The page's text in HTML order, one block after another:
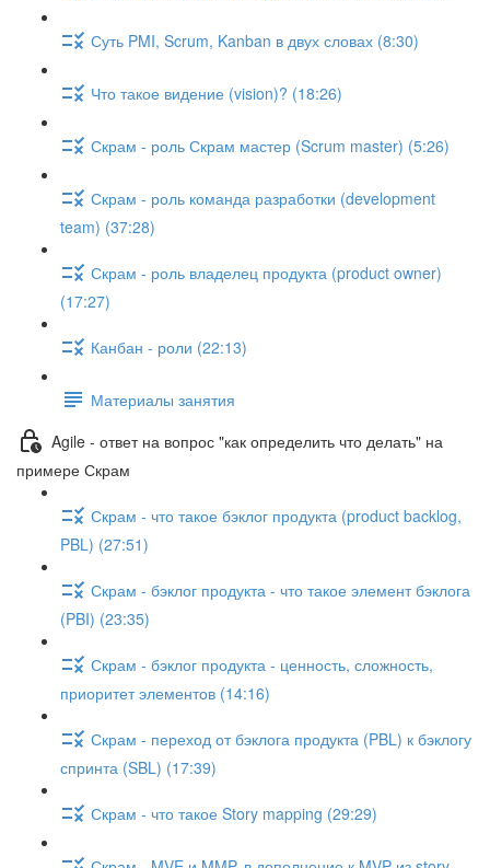
Суть PMI, Scrum, Kanban в двух словах (8:30)
Что такое видение (vision)? (18:26)
Скрам - роль Скрам мастер (Scrum master) (5:26)
Скрам - роль команда разработки (development
team) (37:28)
Скрам - роль владелец продукта (product owner)
(17:27)
Канбан - роли (22:13)
Материалы занятия
Agile - ответ на вопрос "как определить что делать" на
примере Скрам
Скрам - что такое бэклог продукта (product backlog,
PBL) (27:51)
Скрам - бэклог продукта - что такое элемент бэклога
(PBI) (23:35)
Скрам - бэклог продукта - ценность, сложность,
приоритет элементов (14:16)
Скрам - переход от бэклога продукта (PBL) к бэклогу
спринта (SBL) (17:39)
Скрам - что такое Story mapping (29:29)